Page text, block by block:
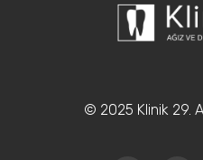
© 2025 Klinik 29.